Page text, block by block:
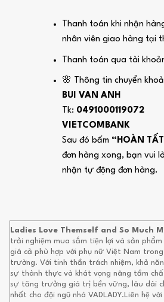
Thanh toán khi nhận
nhân viên giao hàng tại
Thanh toán qua tài
🌸 Thông tin chuyển
BUI VAN ANH
Tk: 0491000119072
VIETCOMBANK
Sau đó bấm “HOÀN
đơn hàng xong, bạn vui
nhận tự động đơn hàng.
Ladies Love Themself and So Much
trải nghiệm mua sắm tiện lợi và sản
giá cả phù hợp với phụ nữ Việt Nam
trường. Với tinh thần trách nhiệm, khả
sự thành thực và khát vọng nâng tầm
sự tăng trưởng giá trị bền vững, lâu dài
nhất cho đội ngũ nhà VADLADY.Liên hệ